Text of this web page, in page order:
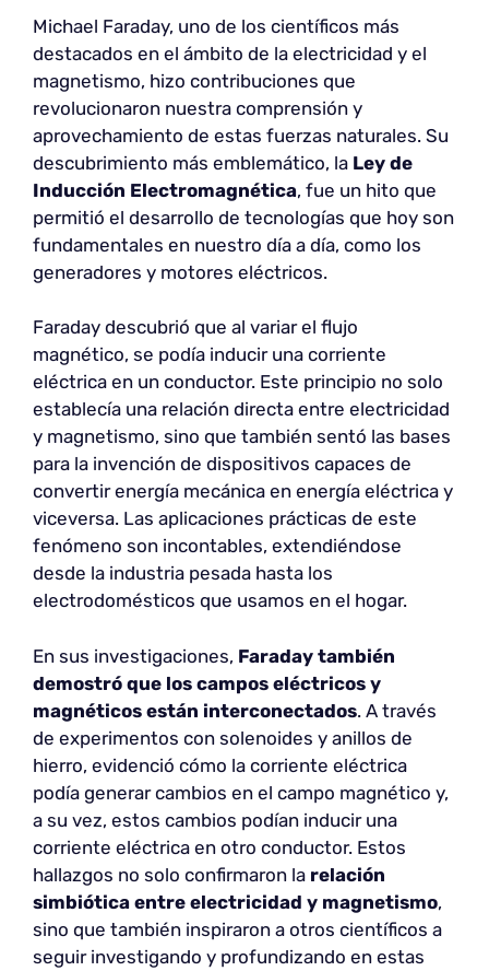
Michael Faraday, uno de los científicos más
destacados en el ámbito de la electricidad y el
magnetismo, hizo contribuciones que
revolucionaron nuestra comprensión y
aprovechamiento de estas fuerzas naturales. Su
descubrimiento más emblemático, la Ley de
Inducción Electromagnética, fue un hito que
permitió el desarrollo de tecnologías que hoy son
fundamentales en nuestro día a día, como los
generadores y motores eléctricos.
Faraday descubrió que al variar el flujo
magnético, se podía inducir una corriente
eléctrica en un conductor. Este principio no solo
establecía una relación directa entre electricidad
y magnetismo, sino que también sentó las bases
para la invención de dispositivos capaces de
convertir energía mecánica en energía eléctrica y
viceversa. Las aplicaciones prácticas de este
fenómeno son incontables, extendiéndose
desde la industria pesada hasta los
electrodomésticos que usamos en el hogar.
En sus investigaciones, Faraday también
demostró que los campos eléctricos y
magnéticos están interconectados. A través
de experimentos con solenoides y anillos de
hierro, evidenció cómo la corriente eléctrica
podía generar cambios en el campo magnético y,
a su vez, estos cambios podían inducir una
corriente eléctrica en otro conductor. Estos
hallazgos no solo confirmaron la relación
simbiótica entre electricidad y magnetismo,
sino que también inspiraron a otros científicos a
seguir investigando y profundizando en estas